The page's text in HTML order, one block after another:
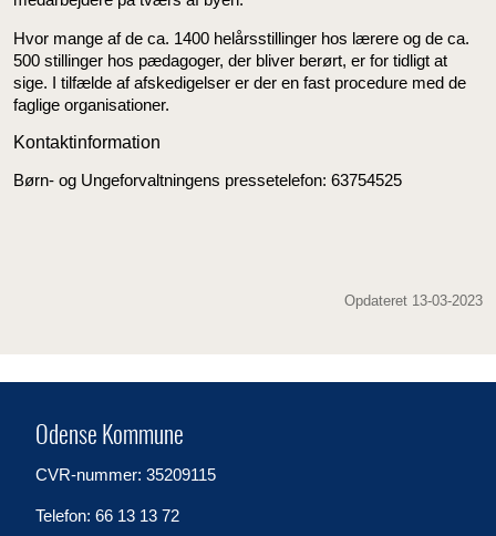
Hvor mange af de ca. 1400 helårsstillinger hos lærere og de ca.
500 stillinger hos pædagoger, der bliver berørt, er for tidligt at
sige. I tilfælde af afskedigelser er der en fast procedure med de
faglige organisationer.
Kontaktinformation
Børn- og Ungeforvaltningens pressetelefon: 63754525
Opdateret 13-03-2023
Odense Kommune
CVR-nummer: 35209115
Telefon: 66 13 13 72